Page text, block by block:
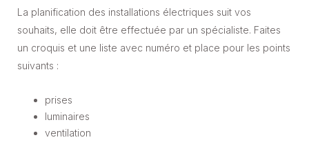
La planification des installations électriques suit vos
souhaits, elle doit être effectuée par un spécialiste. Faites
un croquis et une liste avec numéro et place pour les points
suivants :
prises
luminaires
ventilation